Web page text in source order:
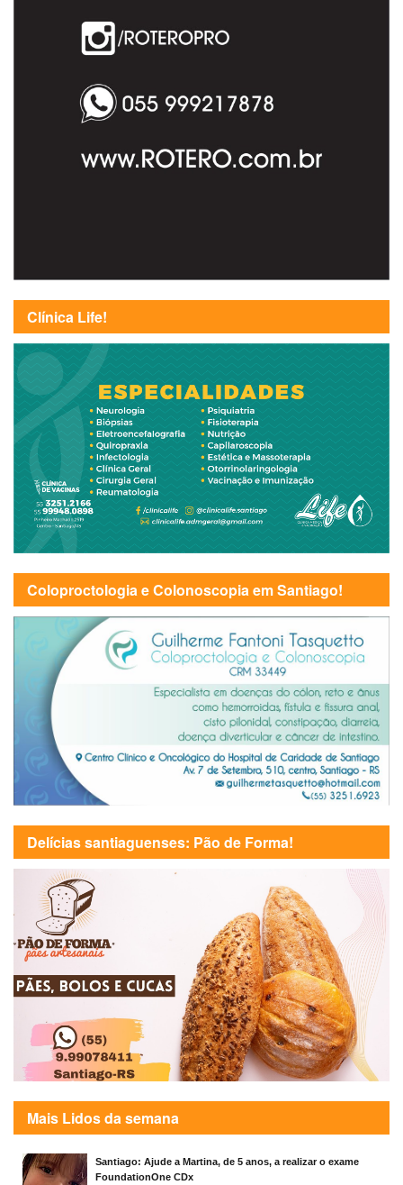
Clínica Life!
Coloproctologia e Colonoscopia em Santiago!
Delícias santiaguenses: Pão de Forma!
Mais Lidos da semana
Santiago: Ajude a Martina, de 5 anos, a realizar o exame
FoundationOne CDx